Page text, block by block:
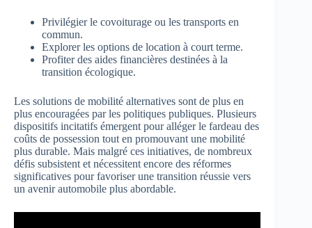
Privilégier le covoiturage ou les transports en
commun.
Explorer les options de location à court terme.
Profiter des aides financières destinées à la
transition écologique.
Les solutions de mobilité alternatives sont de plus en
plus encouragées par les politiques publiques. Plusieurs
dispositifs incitatifs émergent pour alléger le fardeau des
coûts de possession tout en promouvant une mobilité
plus durable. Mais malgré ces initiatives, de nombreux
défis subsistent et nécessitent encore des réformes
significatives pour favoriser une transition réussie vers
un avenir automobile plus abordable.